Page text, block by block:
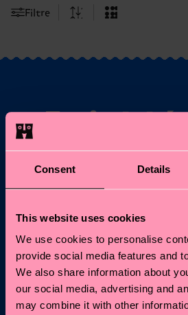
Consent Details
This website uses cookies
We use cookies to personalise
provide social media features and
We also share information about
our social media, advertising and
may combine it with other
Filtre
Envie de
de 10% de
sur votre
Abonnez-vous aux mises à jour
bénéficier d'une remise de 10
actualités et